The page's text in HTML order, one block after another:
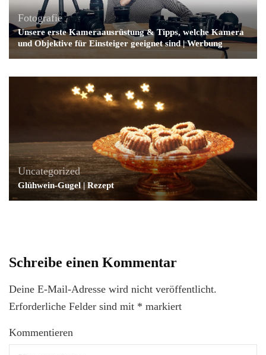
Fotografie
Unsere erste Kameraausrüstung & Tipps, welche Kamera
und Objektive für Einsteiger geeignet sind | Werbung
Uncategorized
Glühwein-Gugel | Rezept
Schreibe einen Kommentar
Deine E-Mail-Adresse wird nicht veröffentlicht.
Erforderliche Felder sind mit * markiert
Kommentieren